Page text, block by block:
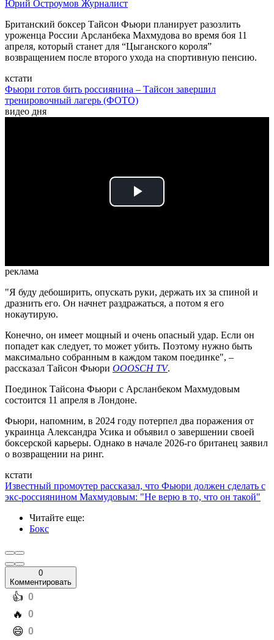
Юрий Остроумов Журналист
Британский боксер Тайсон Фьюри планирует разозлить
уроженца России Арсланбека Махмудова во время боя 11
апреля, который станет для “Цыганского короля”
возвращением после второго ухода на спортивную пенсию.
кстати
Фьюри готов бить россиянина – Тайсон завершил
тренировочный лагерь (ФОТО)
видео дня
Play
реклама
"Я буду дебоширить, опускать руки, держать их за спиной и
дразнить его. Он начнет раздражаться, а потом я его
нокаутирую.
Конечно, он имеет мощный и очень опасный удар. Если он
попадет как следует, то может убить. Поэтому нужно быть
максимально собранным в каждом таком поединке", –
рассказал Тайсон Фьюри OOOSСH TV.
Поединок Тайсона Фьюри с Арсланбеком Махмудовым
состоится 11 апреля в Лондоне.
Фьюри, напомним, в 2024 году потерпел два поражения от
украинца Александра Усика и объявил о завершении своей
боксерской карьеры. Однако в начале 2026-го британец заявил
о возвращении на ринг.
кстати
Известный промоутер рассказал, что Фьюри должен сделать с
экс-россиянином Махмудовым: "Не верю в то, что он такой"
Читайте еще:
Бокс
0
Комментировать
️👍 0
️🔥 0
️😄 0